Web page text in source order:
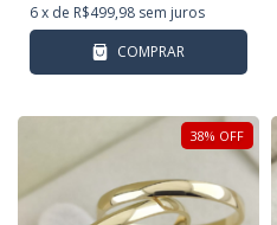
6x de R$499,98 sem juros
COMPRAR
38% OFF